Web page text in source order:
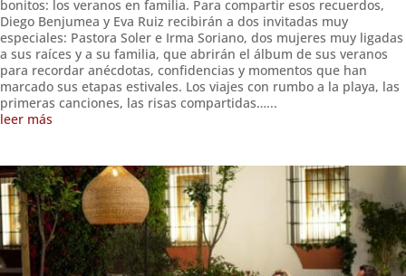
bonitos: los veranos en familia. Para compartir esos recuerdos,
Diego Benjumea y Eva Ruiz recibirán a dos invitadas muy
especiales: Pastora Soler e Irma Soriano, dos mujeres muy ligadas
a sus raíces y a su familia, que abrirán el álbum de sus veranos
para recordar anécdotas, confidencias y momentos que han
marcado sus etapas estivales. Los viajes con rumbo a la playa, las
primeras canciones, las risas compartidas…...
leer más